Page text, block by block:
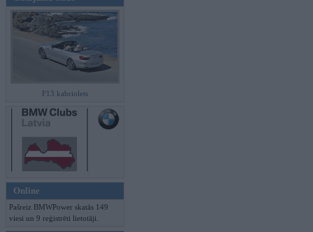
F13 kabriolets
Online
Pašreiz BMWPower skatās 149
viesi un 9 reģistrēti lietotāji.